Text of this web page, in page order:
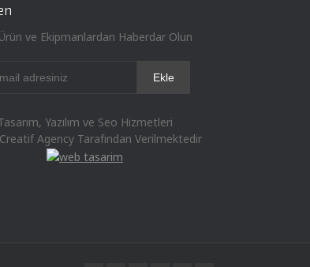
Ürün ve Ekipmanlardan Haberdar Olun
Yazılım ve Seo Hizmetleri
Agency Tarafından Verilmektedir